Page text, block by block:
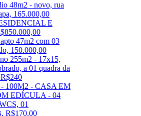
48m2 - novo, rua
165.000,00
E
47m2 com 03
150.000,00
255m2 - 17x15,
a 01 quadra da
100M2 - CASA EM
EDÍCULA - 04
01
R$170.00